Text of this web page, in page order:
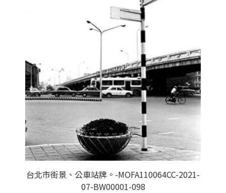
台北市街景、公車站牌。-MOFA110064CC-2021-
07-BW00001-098